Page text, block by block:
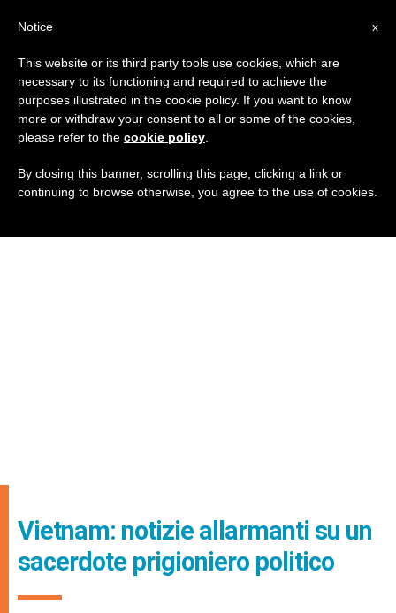
Vietnam: notizie allarmanti su un
sacerdote prigioniero politico
x
Notice
This website or its third party tools use cookies, which are
necessary to its functioning and required to achieve the
purposes illustrated in the cookie policy. If you want to know
more or withdraw your consent to all or some of the cookies,
please refer to the cookie policy
By closing this banner, scrolling this page, clicking a link or
continuing to browse otherwise, you agree to the use of cookies.